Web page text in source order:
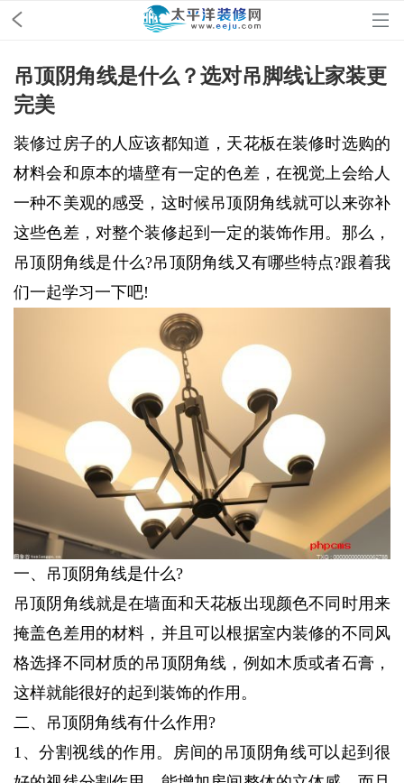
吊顶阴角线是什么？选对吊脚线让家装更
完美
装修过房子的人应该都知道，天花板在装修时选购的
材料会和原本的墙壁有一定的色差，在视觉上会给人
一种不美观的感受，这时候吊顶阴角线就可以来弥补
这些色差，对整个装修起到一定的装饰作用。那么，
吊顶阴角线是什么?吊顶阴角线又有哪些特点?跟着我
们一起学习一下吧!
一、吊顶阴角线是什么?
吊顶阴角线就是在墙面和天花板出现颜色不同时用来
掩盖色差用的材料，并且可以根据室内装修的不同风
格选择不同材质的吊顶阴角线，例如木质或者石膏，
这样就能很好的起到装饰的作用。
二、吊顶阴角线有什么作用?
1、分割视线的作用。房间的吊顶阴角线可以起到很